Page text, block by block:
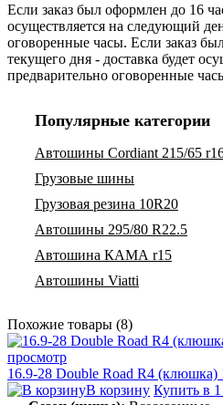
Если заказ был оформлен до 16
осуществляется на следующий
оговоренные часы. Если заказ
текущего дня - доставка будет
предварительно оговоренные
Популярные категории
Автошины Cordiant 215/65
Грузовые шины
Грузовая резина 10R20
Автошины 295/80 R22.5
Автошина КАМА r15
Автошины Viatti
Похожие товары (8)
просмотр
16.9-28 Double Road R4 (клюшка)
В корзину Купить в